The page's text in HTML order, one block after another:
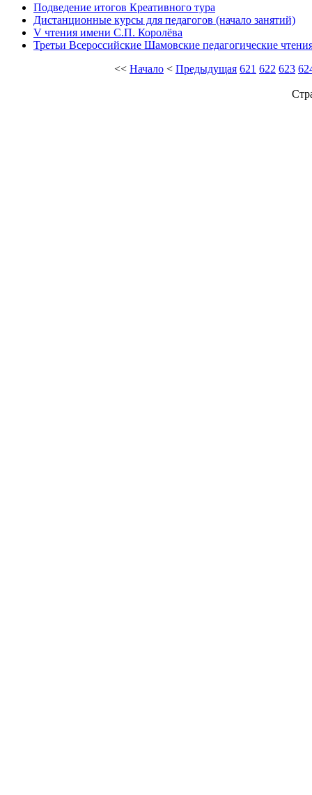
Подведение итогов Креативного тура
Дистанционные курсы для педагогов (начало занятий)
V чтения имени С.П. Королёва
Третьи Всероссийские Шамовские педагогические
<< Начало < Предыдущая 621 622 623